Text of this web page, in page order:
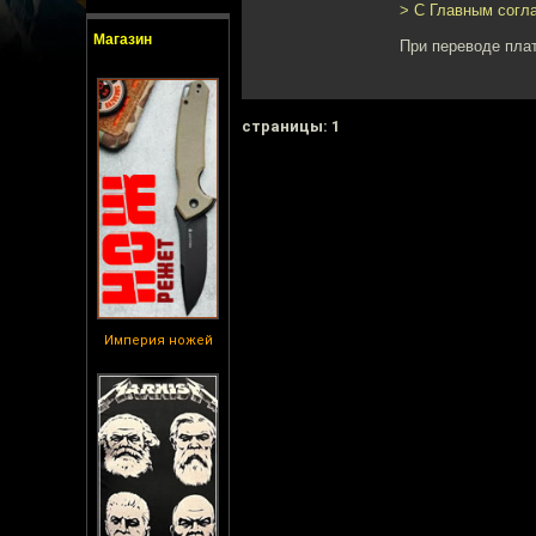
Магазин
Империя ножей
> С Главным
При переводе
cтраницы: 1